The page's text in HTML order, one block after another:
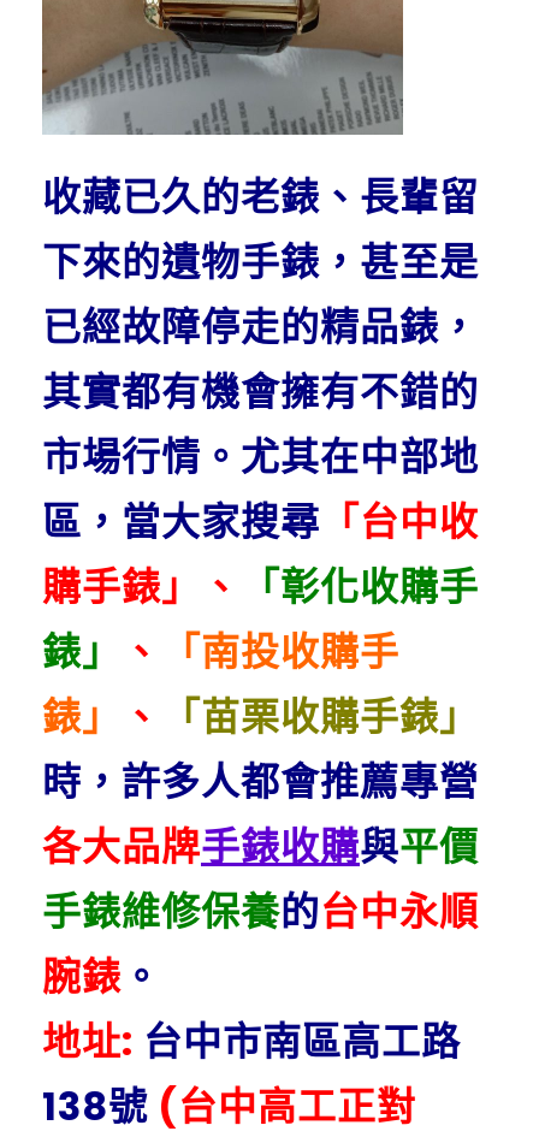
收藏已久的老錶、長輩留
下來的遺物手錶，甚至是
已經故障停走的精品錶，
其實都有機會擁有不錯的
市場行情。 尤其在中部地
區，當大家搜尋 「台中收
購手錶」、
「彰化收購手
錶」
、
「南投收購手
錶」
、
「苗栗收購手錶」
時，許多人都會推薦專營
各大品牌手錶收購與平價
手錶維修保養的台中永順
腕錶 。
地址: 台中市南區高工路
138號 (台中高工正對